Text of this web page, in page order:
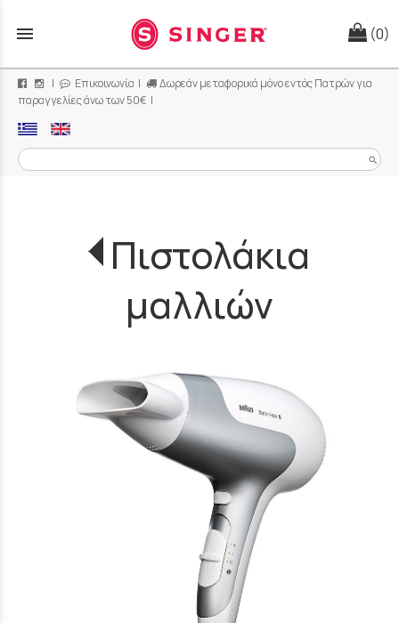
menu (0)
| Επικοινωνία |
Δωρεάν μεταφορικά μόνο εντός Πατρών για
παραγγελίες άνω των 50€ |
search
Πιστολάκια
μαλλιών